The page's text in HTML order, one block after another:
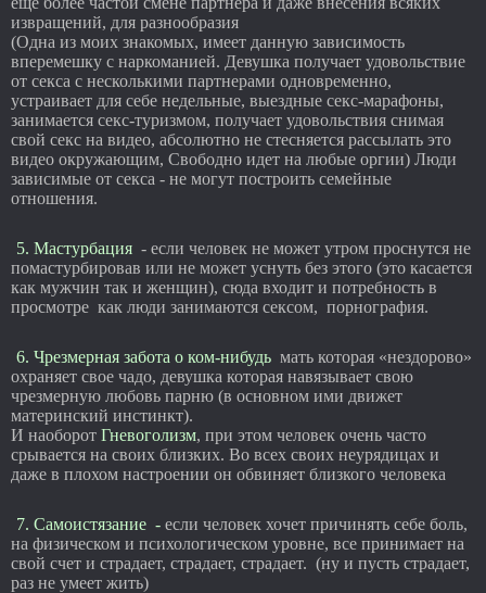
извращений, для разнообразия
(Одна из моих знакомых, имеет данную зависимость
вперемешку с наркоманией. Девушка получает удовольствие
от секса с несколькими партнерами одновременно,
устраивает для себе недельные, выездные секс-марафоны,
занимается секс-туризмом, получает удовольствия снимая
свой секс на видео, абсолютно не стесняется рассылать это
видео окружающим, Свободно идет на любые оргии) Люди
зависимые от секса - не могут построить семейные
отношения.
5. Мастурбация - если человек не может утром проснутся не
помастурбировав или не может уснуть без этого (это касается
как мужчин так и женщин), сюда входит и потребность в
просмотре как люди занимаются сексом, порнография.
6. Чрезмерная забота о ком-нибудь мать которая «нездорово»
охраняет свое чадо, девушка которая навязывает свою
чрезмерную любовь парню (в основном ими движет
материнский инстинкт).
И наоборот Гневоголизм, при этом человек очень часто
срывается на своих близких. Во всех своих неурядицах и
даже в плохом настроении он обвиняет близкого человека
7. Самоистязание - если человек хочет причинять себе боль,
на физическом и психологическом уровне, все принимает на
свой счет и страдает, страдает, страдает. (ну и пусть страдает,
раз не умеет жить)